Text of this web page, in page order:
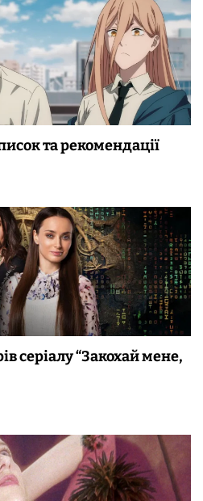
та рекомендації
серіалу “Закохай мене,